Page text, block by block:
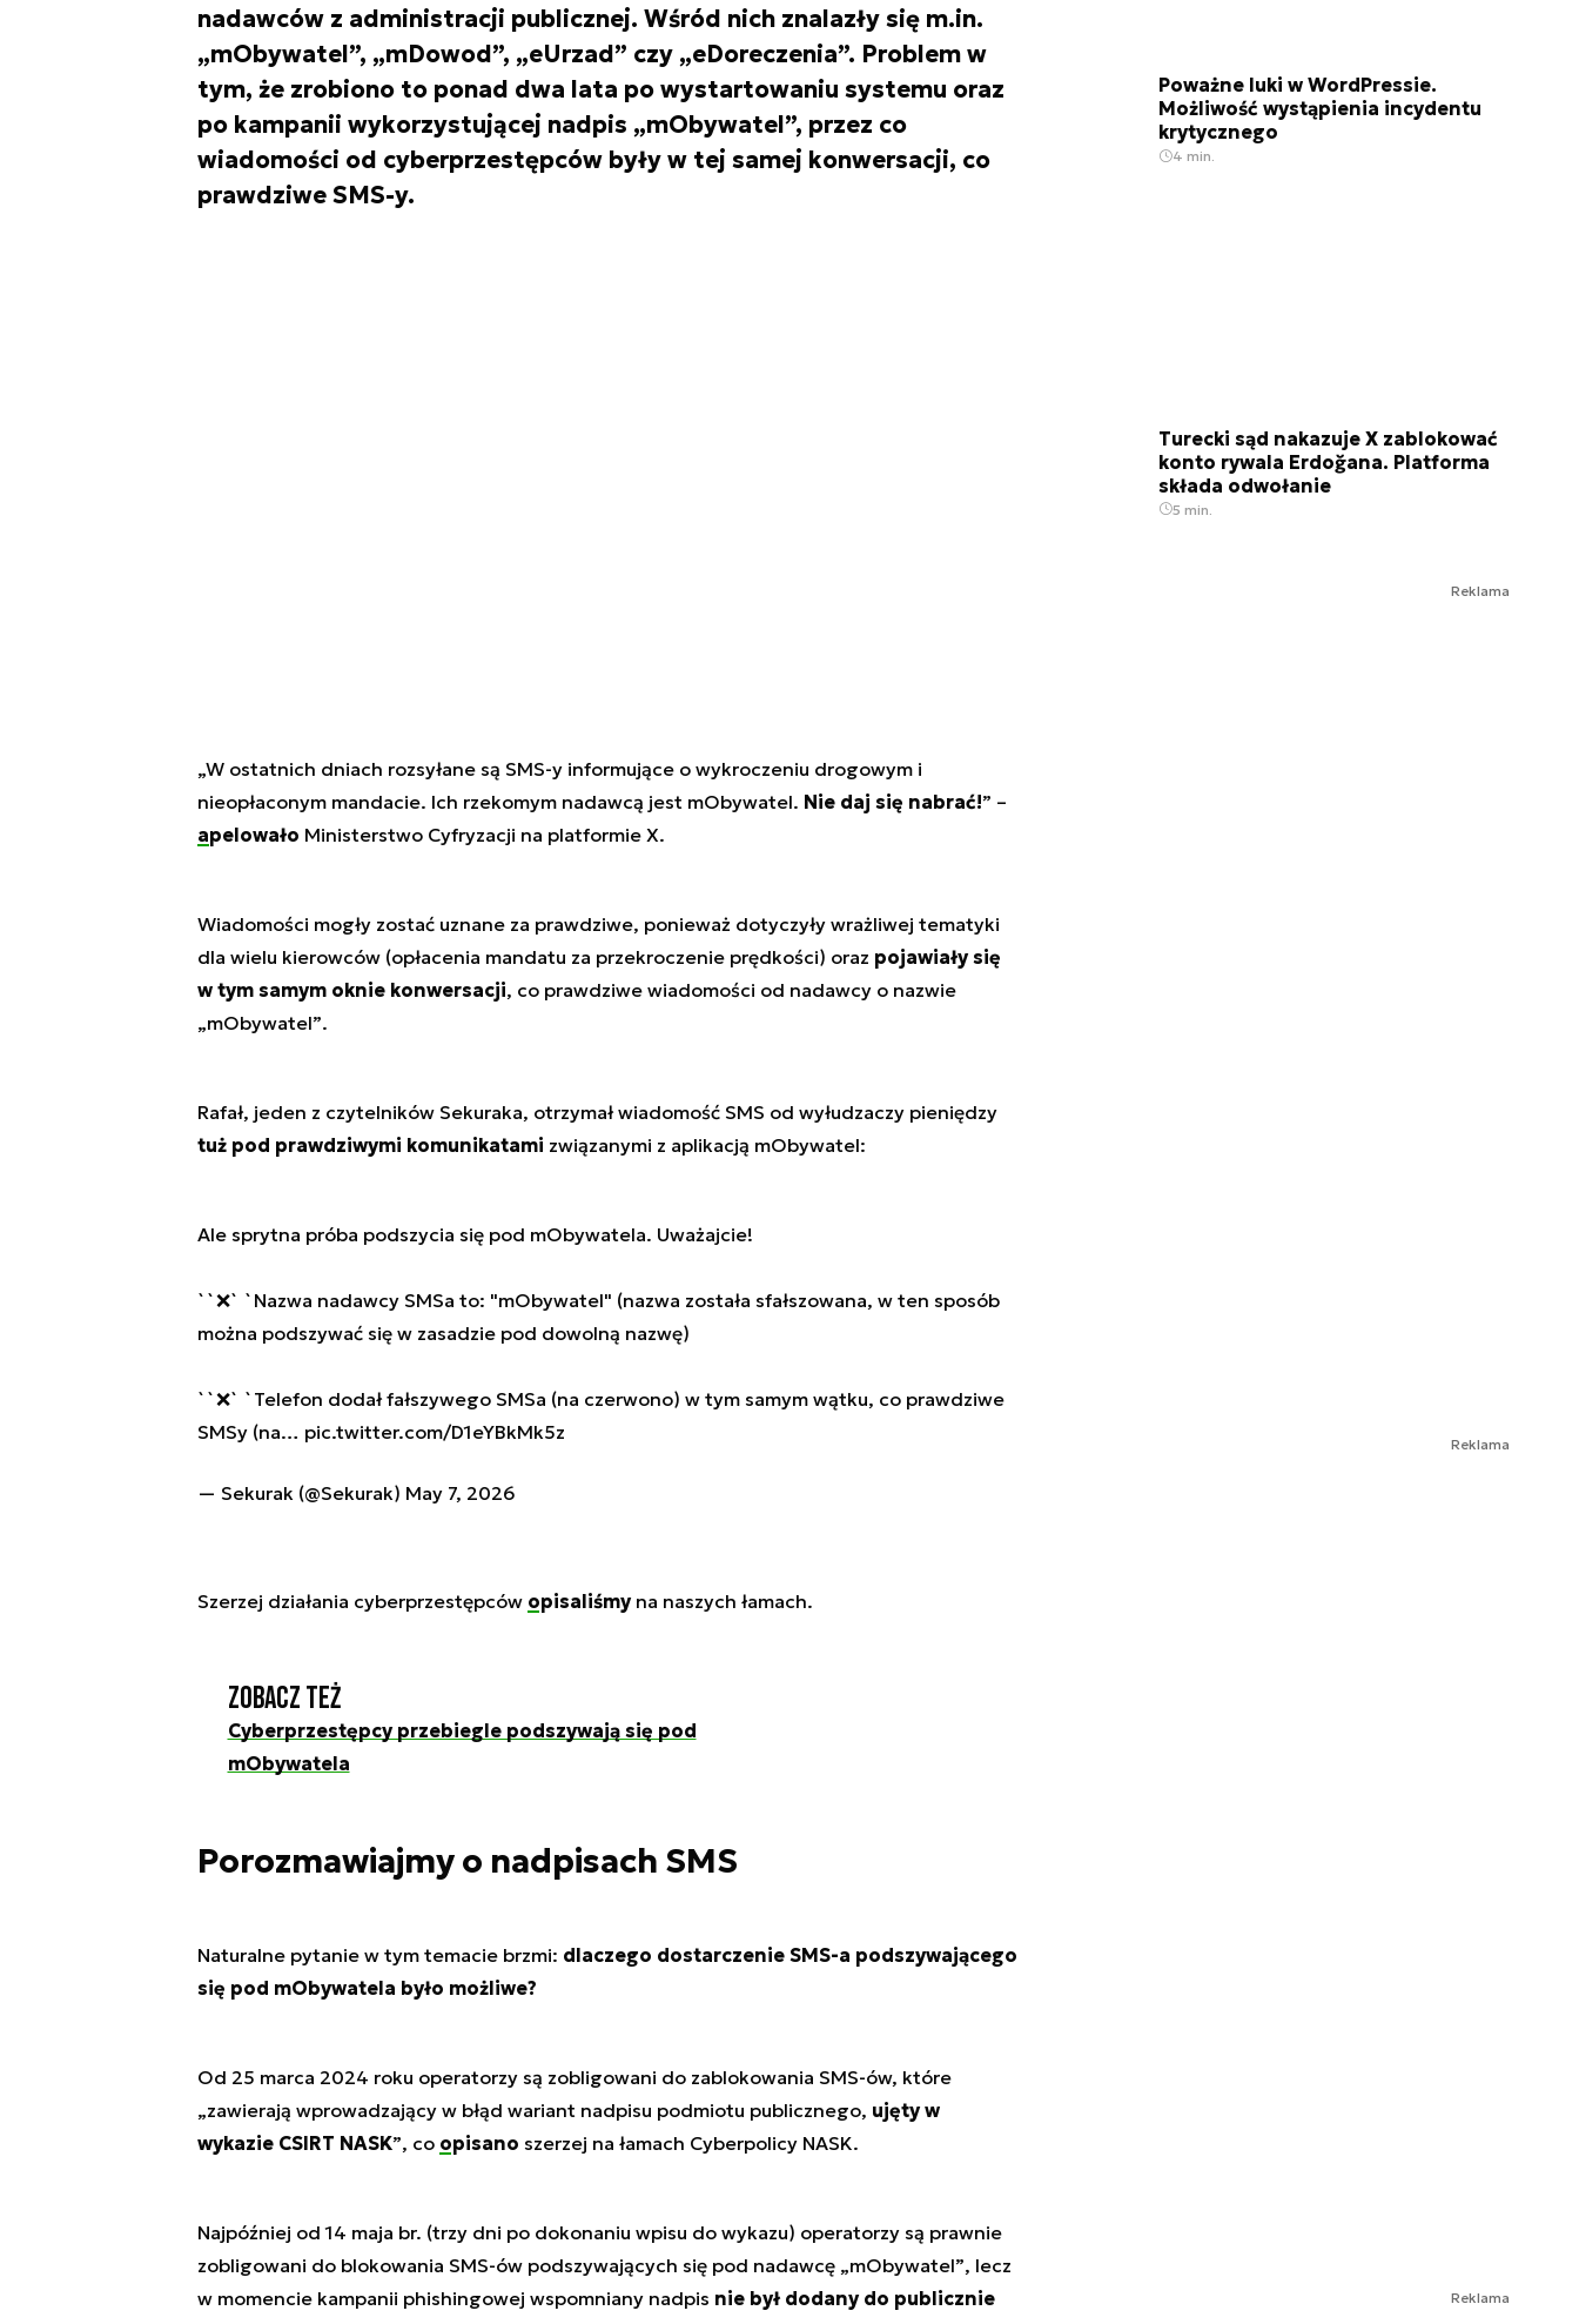
nadawców z administracji publicznej. Wśród nich znalazły się m.in.
„mObywatel”, „mDowod”, „eUrzad” czy „eDoreczenia”. Problem w
tym, że zrobiono to ponad dwa lata po wystartowaniu systemu oraz
po kampanii wykorzystującej nadpis „mObywatel”, przez co
wiadomości od cyberprzestępców były w tej samej konwersacji, co
prawdziwe SMS-y.
„W ostatnich dniach rozsyłane są SMS-y informujące o wykroczeniu drogowym i
nieopłaconym mandacie. Ich rzekomym nadawcą jest mObywatel. Nie daj się nabrać!” –
apelowało Ministerstwo Cyfryzacji na platformie X.
Wiadomości mogły zostać uznane za prawdziwe, ponieważ dotyczyły wrażliwej tematyki
dla wielu kierowców (opłacenia mandatu za przekroczenie prędkości) oraz pojawiały się
w tym samym oknie konwersacji, co prawdziwe wiadomości od nadawcy o nazwie
„mObywatel”.
Rafał, jeden z czytelników Sekuraka, otrzymał wiadomość SMS od wyłudzaczy pieniędzy
tuż pod prawdziwymi komunikatami związanymi z aplikacją mObywatel:
Ale sprytna próba podszycia się pod mObywatela. Uważajcie!
``❌` `Nazwa nadawcy SMSa to: "mObywatel" (nazwa została sfałszowana, w ten sposób
można podszywać się w zasadzie pod dowolną nazwę)
``❌` `Telefon dodał fałszywego SMSa (na czerwono) w tym samym wątku, co prawdziwe
SMSy (na… pic.twitter.com/D1eYBkMk5z
— Sekurak (@Sekurak) May 7, 2026
Szerzej działania cyberprzestępców opisaliśmyna naszych łamach.
Zobacz też
Cyberprzestępcy przebiegle podszywają się pod
mObywatela
Porozmawiajmy o nadpisach SMS
Naturalne pytanie w tym temacie brzmi: dlaczego dostarczenie SMS-a podszywającego
się pod mObywatela było możliwe?
Od 25 marca 2024 roku operatorzy są zobligowani do zablokowania SMS-ów, które
„zawierają wprowadzający w błąd wariant nadpisu podmiotu publicznego, ujęty w
wykazie CSIRT NASK”, co opisano szerzej na łamach Cyberpolicy NASK.
Najpóźniej od 14 maja br. (trzy dni po dokonaniu wpisu do wykazu) operatorzy są prawnie
zobligowani do blokowania SMS-ów podszywających się pod nadawcę „mObywatel”, lecz
w momencie kampanii phishingowej wspomniany nadpis nie był dodany do publicznie
Poważne luki w WordPressie.
Możliwość wystąpienia incydentu
krytycznego
4 min.
Turecki sąd nakazuje X zablokować
konto rywala Erdoğana. Platforma
składa odwołanie
5 min.
Reklama
Reklama
Reklama